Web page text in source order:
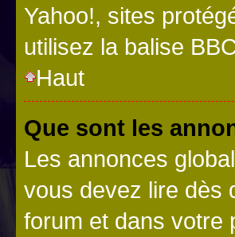
Yahoo!, sites
utilisez la balise
Haut
Que sont les
Les annonces
vous devez lire dès
forum et dans votre